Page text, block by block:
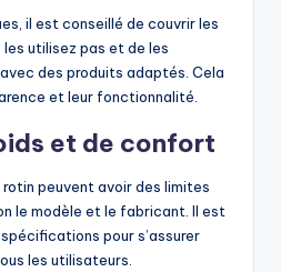
il est conseillé de couvrir les
utilisez pas et de les
des produits adaptés. Cela
et leur fonctionnalité.
et de confort
peuvent avoir des limites
le modèle et le fabricant. Il est
pour s’assurer
les utilisateurs.